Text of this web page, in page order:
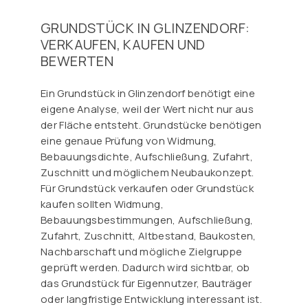
GRUNDSTÜCK IN GLINZENDORF:
VERKAUFEN, KAUFEN UND
BEWERTEN
Ein Grundstück in Glinzendorf benötigt eine
eigene Analyse, weil der Wert nicht nur aus
der Fläche entsteht. Grundstücke benötigen
eine genaue Prüfung von Widmung,
Bebauungsdichte, Aufschließung, Zufahrt,
Zuschnitt und möglichem Neubaukonzept.
Für Grundstück verkaufen oder Grundstück
kaufen sollten Widmung,
Bebauungsbestimmungen, Aufschließung,
Zufahrt, Zuschnitt, Altbestand, Baukosten,
Nachbarschaft und mögliche Zielgruppe
geprüft werden. Dadurch wird sichtbar, ob
das Grundstück für Eigennutzer, Bauträger
oder langfristige Entwicklung interessant ist.